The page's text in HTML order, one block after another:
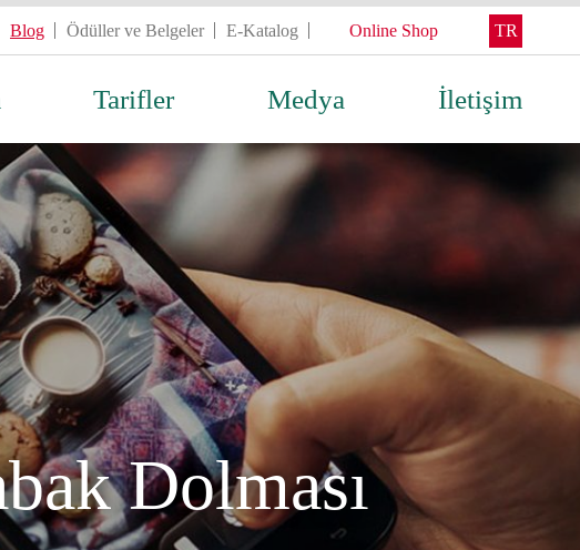
Blog Ödüller ve Belgeler E-Katalog Online Shop TR
Tarifler Medya İletişim
Dolması